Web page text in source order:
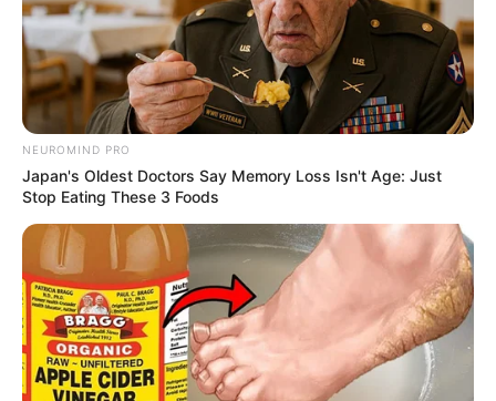
NEUROMIND PRO
Japan's Oldest Doctors Say Memory Loss Isn't Age: Just
Stop Eating These 3 Foods